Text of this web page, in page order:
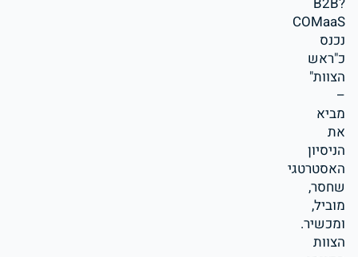
COMaaS
נכנס
כ"ראש
הצוות"
–
מביא
את
הניסיון
האסטרטגי
שחסר,
מוביל,
ומכשיר.
הצוות